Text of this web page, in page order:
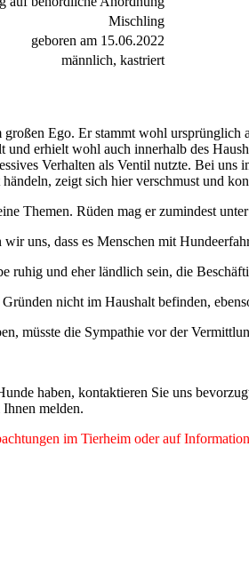
Mischling
geboren am 15.06.2022
männlich, kastriert
großen Ego. Er stammt wohl
erhielt wohl auch innerhalb des
Verhalten als Ventil nutzte. Bei
zeigt sich hier verschmust und
Themen. Rüden mag er zumindest
wir uns, dass es Menschen mit
ruhig und eher ländlich sein, die
nicht im Haushalt befinden,
müsste die Sympathie vor der
haben, kontaktieren Sie uns
melden.
im Tierheim oder auf